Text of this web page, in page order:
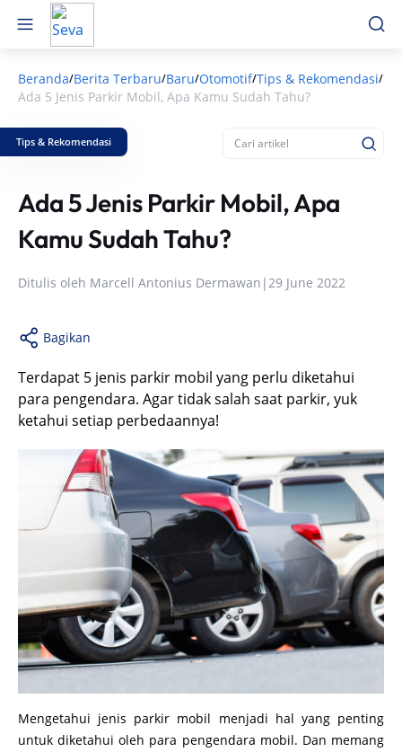
Beranda/Berita Terbaru/Baru/Otomotif/Tips & Rekomendasi/
Ada 5 Jenis Parkir Mobil, Apa Kamu Sudah Tahu?
Tips & Rekomendasi
Ada 5 Jenis Parkir Mobil, Apa
Kamu Sudah Tahu?
Ditulis oleh Marcell Antonius Dermawan |29 June 2022
Bagikan
Terdapat 5 jenis parkir mobil yang perlu diketahui
para pengendara. Agar tidak salah saat parkir, yuk
ketahui setiap perbedaannya!
Mengetahui jenis parkir mobil menjadi hal yang penting
untuk diketahui oleh para pengendara mobil. Dan memang